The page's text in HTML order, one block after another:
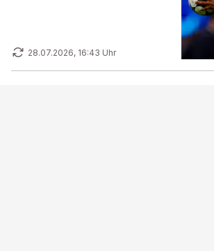
28.07.2026, 16:43 Uhr